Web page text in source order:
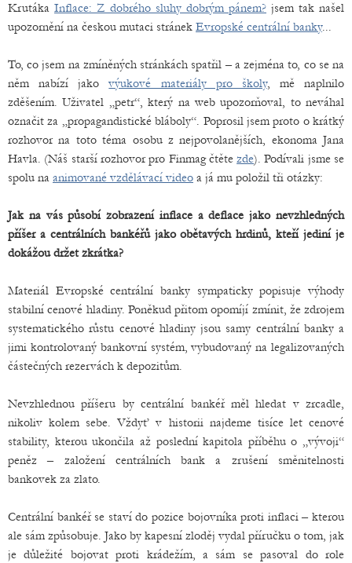
Krutáka Inflace: Z dobrého sluhy dobrým pánem? jsem tak našel
upozornění na českou mutaci stránek Evropské centrální banky...
To, co jsem na zmíněných stránkách spatřil – a zejména to, co se na
něm nabízí jakovýukové materiály pro školy, mě naplnilo
zděšením. Uživatel „petr“, který na web upozorňoval, to neváhal
označit za „propagandistické bláboly“. Poprosil jsem proto o krátký
rozhovor na toto téma osobu z nejpovolanějších, ekonoma Jana
Havla. (Náš starší rozhovor pro Finmag čtětezde). Podívali jsme se
spolu na animované vzdělávací video a já mu položil tři otázky:
Jak na vás působí zobrazení inflace a deflace jako nevzhledných
příšer a centrálních bankéřů jako obětavých hrdinů, kteří jediní je
dokážou držet zkrátka?
Materiál Evropské centrální banky sympaticky popisuje výhody
stabilní cenové hladiny. Poněkud přitom opomíjí zmínit, že zdrojem
systematického růstu cenové hladiny jsou samy centrální banky a
jimi kontrolovaný bankovní systém, vybudovaný na legalizovaných
částečných rezervách k depozitům.
Nevzhlednou příšeru by centrální bankéř měl hledat v zrcadle,
nikoliv kolem sebe. Vždyť v historii najdeme tisíce let cenové
stability, kterou ukončila až poslední kapitola příběhu o „vývoji“
peněz – založení centrálních bank a zrušení směnitelnosti
bankovek za zlato.
Centrální bankéř se staví do pozice bojovníka proti inflaci – kterou
ale sám způsobuje. Jako by kapesní zloděj vydal příručku o tom, jak
je důležité bojovat proti krádežím, a sám se pasoval do role